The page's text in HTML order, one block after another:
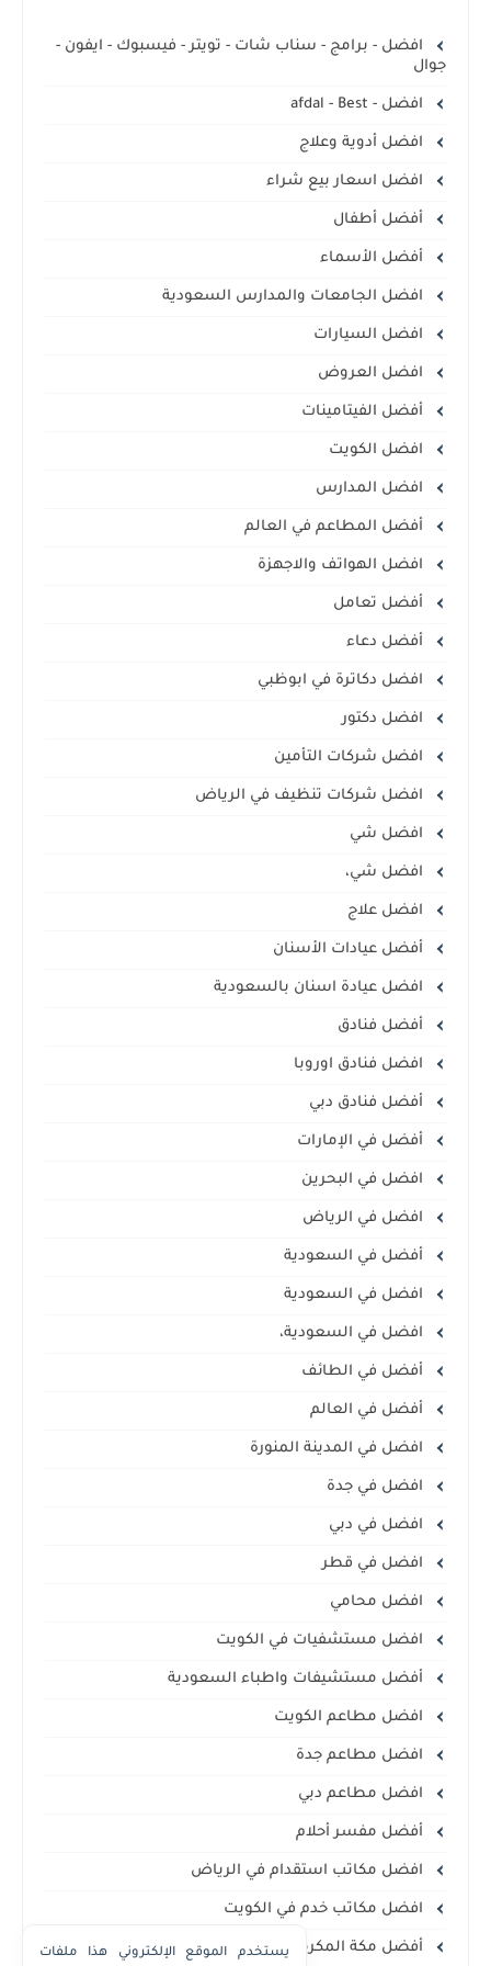
افضل - برامج - سناب شات - تويتر - فيسبوك - ايفون -
جوال
افضل - afdal - Best
افضل أدوية وعلاج
افضل اسعار بيع شراء
أفضل أطفال
أفضل الأسماء
افضل الجامعات والمدارس السعودية
افضل السيارات
افضل العروض
أفضل الفيتامينات
افضل الكويت
افضل المدارس
أفضل المطاعم في العالم
افضل الهواتف والاجهزة
أفضل تعامل
أفضل دعاء
افضل دكاترة في ابوظبي
افضل دكتور
افضل شركات التأمين
افضل شركات تنظيف في الرياض
افضل شي
افضل شي،
افضل علاج
أفضل عيادات الأسنان
افضل عيادة اسنان بالسعودية
أفضل فنادق
افضل فنادق اوروبا
أفضل فنادق دبي
أفضل في الإمارات
افضل في البحرين
افضل في الرياض
أفضل في السعودية
افضل في السعودية
افضل في السعودية،
أفضل في الطائف
أفضل في العالم
افضل في المدينة المنورة
افضل في جدة
افضل في دبي
افضل في قطر
افضل محامي
افضل مستشفيات في الكويت
أفضل مستشيفات واطباء السعودية
افضل مطاعم الكويت
افضل مطاعم جدة
افضل مطاعم دبي
أفضل مفسر أحلام
افضل مكاتب استقدام في الرياض
افضل مكاتب خدم في الكويت
أفضل مكة المكرمة يستخدم الموقع الإلكتروني هذا ملفات